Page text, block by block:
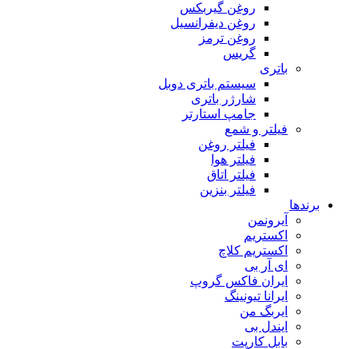
روغن گیربکس
روغن دیفرانسیل
روغن ترمز
گریس
باتری
سیستم باتری دوبل
شارژر باتری
جامپ استارتر
فیلتر و شمع
فیلتر روغن
فیلتر هوا
فیلتر اتاق
فیلتر بنزین
برندها
آیرونمن
اکستریم
اکستریم کلاچ
ای آر بی
ایران فاکس گروپ
ایرانا تیونینگ
ایربگ من
ایندل بی
بابل کارپت